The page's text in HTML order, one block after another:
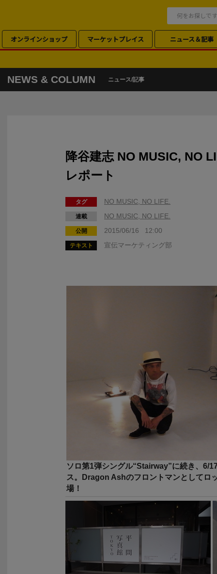
オンラインショップ マーケットプレイス ニュース＆記事
NEWS & COLUMN ニュース/記事
降谷建志 NO MUSIC, NO
レポート
タグ NO MUSIC, NO LIFE.
連載 NO MUSIC, NO LIFE.
公開 2015/06/16 12:00
テキスト 宣伝マーケティング部
ソロ第1弾シングル“Stairway”に続き、
ス。Dragon Ashのフロントマンとしてロ
場！